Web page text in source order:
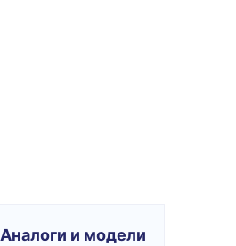
Аналоги и модели